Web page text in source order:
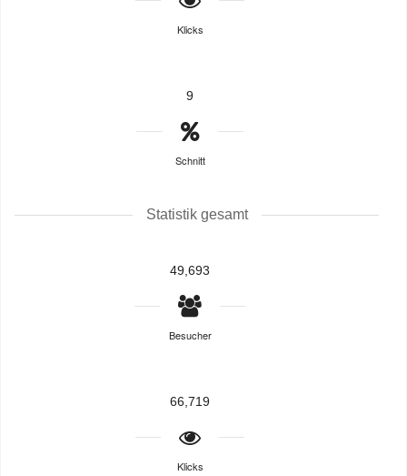
Klicks
9
Schnitt
Statistik gesamt
49,693
Besucher
66,719
Klicks